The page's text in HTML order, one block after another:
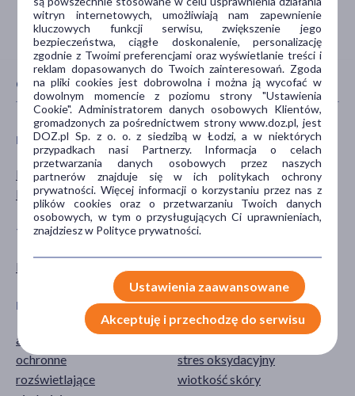
CECHY PRODUKTU
PŁEĆ
Mężczyzna
Kobieta
WIEK
dla dorosłych
TYP PRODUKTU
Kosmetyk
POSTAĆ
DZIAŁANIE/WŁAŚCIWOŚCI
antyoksydacyjne
ochronne
rozświetlające
PROBLEM
przebarwienia
stres oksydacyjny
wiotkość skóry
witryn internetowych, umożliwiają nam zapewnienie
kluczowych funkcji serwisu, zwiększenie jego
bezpieczeństwa, ciągłe doskonalenie, personalizację
zgodnie z Twoimi preferencjami oraz wyświetlanie treści i
reklam dopasowanych do Twoich zainteresowań. Zgoda
na pliki cookies jest dobrowolna i można ją wycofać w
dowolnym momencie z poziomu strony "Ustawienia
Cookie". Administratorem danych osobowych Klientów,
gromadzonych za pośrednictwem strony www.doz.pl, jest
DOZ.pl Sp. z o. o. z siedzibą w Łodzi, a w niektórych
przypadkach nasi Partnerzy. Informacja o celach
przetwarzania danych osobowych przez naszych
partnerów znajduje się w ich politykach ochrony
prywatności. Więcej informacji o korzystaniu przez nas z
plików cookies oraz o przetwarzaniu Twoich danych
osobowych, w tym o przysługujących Ci uprawnieniach,
znajdziesz w Polityce prywatności.
Ustawienia zaawansowane
Akceptuję i przechodzę do serwisu